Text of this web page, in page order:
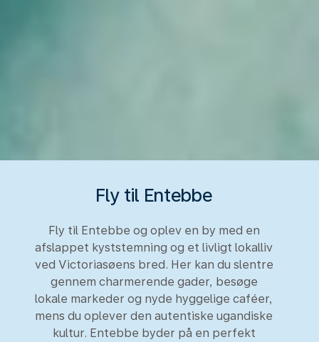
Fly til Entebbe
Fly til Entebbe og oplev en by med en
afslappet kyststemning og et livligt lokalliv
ved Victoriasøens bred. Her kan du slentre
gennem charmerende gader, besøge
lokale markeder og nyde hyggelige caféer,
mens du oplever den autentiske ugandiske
kultur. Entebbe byder på en perfekt